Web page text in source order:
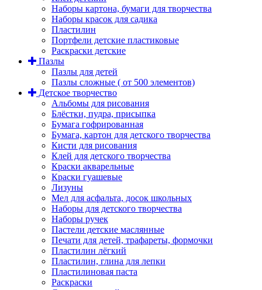
Наборы картона, бумаги для творчества
Наборы красок для садика
Пластилин
Портфели детские пластиковые
Раскраски детские
Пазлы
Пазлы для детей
Пазлы сложные ( от 500 элементов)
Детское творчество
Альбомы для рисования
Блёстки, пудра, присыпка
Бумага гофрированная
Бумага, картон для детского творчества
Кисти для рисования
Клей для детского творчества
Краски акварельные
Краски гуашевые
Лизуны
Мел для асфальта, досок школьных
Наборы для детского творчества
Наборы ручек
Пастели детские маслянные
Печати для детей, трафареты, формочки
Пластилин лёгкий
Пластилин, глина для лепки
Пластилиновая паста
Раскраски